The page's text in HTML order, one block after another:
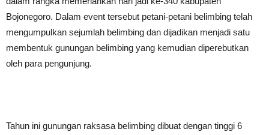
Bojonegoro. Dalam event tersebut petani-petani belimbing telah
mengumpulkan sejumlah belimbing dan dijadikan menjadi satu
membentuk gunungan belimbing yang kemudian diperebutkan
oleh para pengunjung.
Tahun ini gunungan raksasa belimbing dibuat dengan tinggi 6